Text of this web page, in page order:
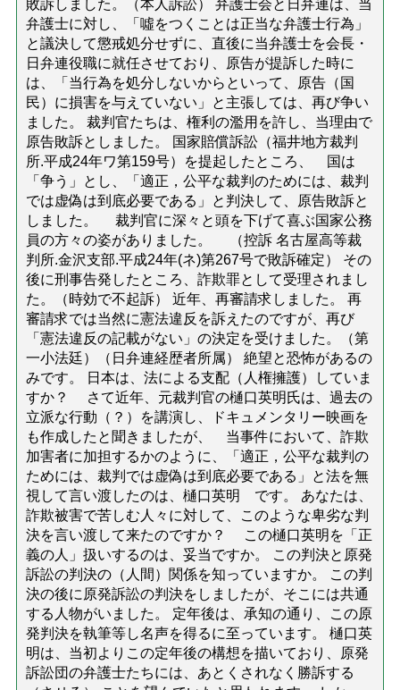
敗訴しました。（本人訴訟） 弁護士会と日弁連は、当
弁護士に対し、「噓をつくことは正当な弁護士行為」
と議決して懲戒処分せずに、直後に当弁護士を会長・
日弁連役職に就任させており、原告が提訴した時に
は、「当行為を処分しないからといって、原告（国
民）に損害を与えていない」と主張しては、再び争い
ました。 裁判官たちは、権利の濫用を許し、当理由で
原告敗訴としました。 国家賠償訴訟（福井地方裁判
所.平成24年ワ第159号）を提起したところ、 国は
「争う」とし、「適正，公平な裁判のためには、裁判
では虚偽は到底必要である」と判決して、原告敗訴と
しました。 裁判官に深々と頭を下げて喜ぶ国家公務
員の方々の姿がありました。 （控訴 名古屋高等裁
判所.金沢支部.平成24年(ネ)第267号で敗訴確定） その
後に刑事告発したところ、詐欺罪として受理されまし
た。（時効で不起訴） 近年、再審請求しました。 再
審請求では当然に憲法違反を訴えたのですが、再び
「憲法違反の記載がない」の決定を受けました。（第
一小法廷）（日弁連経歴者所属） 絶望と恐怖があるの
みです。 日本は、法による支配（人権擁護）していま
すか？ さて近年、元裁判官の樋口英明氏は、過去の
立派な行動（？）を講演し、ドキュメンタリー映画を
も作成したと聞きましたが、 当事件において、詐欺
加害者に加担するかのように、「適正，公平な裁判の
ためには、裁判では虚偽は到底必要である」と法を無
視して言い渡したのは、樋口英明 です。 あなたは、
詐欺被害で苦しむ人々に対して、このような卑劣な判
決を言い渡して来たのですか？ この樋口英明を「正
義の人」扱いするのは、妥当ですか。 この判決と原発
訴訟の判決の（人間）関係を知っていますか。 この判
決の後に原発訴訟の判決をしましたが、そこには共通
する人物がいました。 定年後は、承知の通り、この原
発判決を執筆等し名声を得るに至っています。 樋口英
明は、当初よりこの定年後の構想を描いており、原発
訴訟団の弁護士たちには、あとくされなく勝訴する